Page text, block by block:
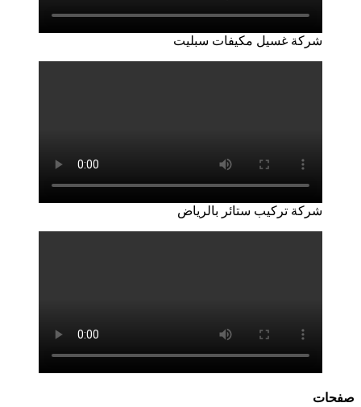
شركة غسيل مكيفات سبليت
شركة تركيب ستائر بالرياض
صفحات